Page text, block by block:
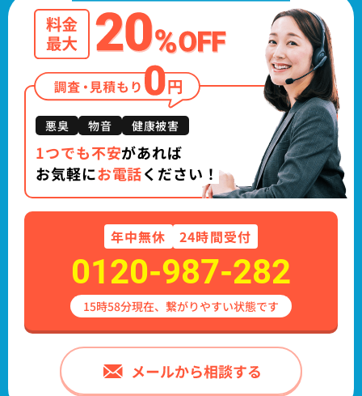
悪臭 物音 健康被害
1つでも不安があれば
お気軽にお電話ください！
年中無休 24時間受付
0120-987-282
15時58分現在、繋がりやすい状態です